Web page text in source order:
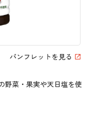
パンフレットを見る
野菜・果実や天日塩を使